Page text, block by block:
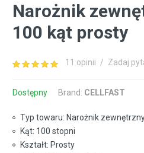
Narożnik
100 kąt prosty
11 opinii / Zadaj
Dostępny Brand: CELLFAST
Typ towaru: Narożnik
Kąt: 100 stopni
Kształt: Prosty